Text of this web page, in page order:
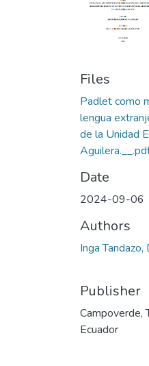
Files
Padlet como
lengua
de la Unidad
Date
2024-09-06
Authors
Inga
Publisher
Campoverde,
Ecuador